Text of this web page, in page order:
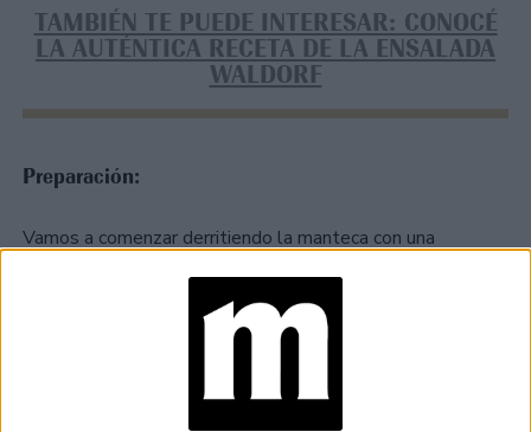
TAMBIÉN TE PUEDE INTERESAR: CONOCÉ
LA AUTÉNTICA RECETA DE LA ENSALADA
WALDORF
Preparación:
Vamos a comenzar derritiendo la manteca con una
incorporamos las cebollas,el ajo y una cucharadita de
sal y media cucharadita de azúcar.
cuando intentando evitar que las cebollas se nos quemen